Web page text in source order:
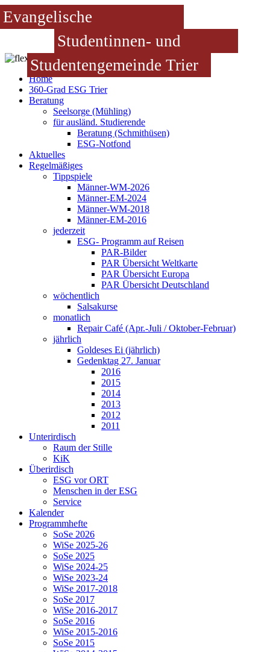
Evangelische
Studentinnen- und
Studentengemeinde Trier
Home
360-Grad ESG Trier
Beratung
Seelsorge (Mühling)
für ausländ. Studierende
Beratung (Schmithüsen)
ESG-Notfond
Aktuelles
Regelmäßiges
Tippspiele
Männer-WM-2026
Männer-EM-2024
Männer-WM-2018
Männer-EM-2016
jederzeit
ESG- Programm auf Reisen
PAR-Bilder
PAR Übersicht Weltkarte
PAR Übersicht Europa
PAR Übersicht Deutschland
wöchentlich
Salsakurse
monatlich
Repair Café (Apr.-Juli / Oktober-Februar)
jährlich
Goldeses Ei (jährlich)
Gedenktag 27. Januar
2016
2015
2014
2013
2012
2011
Unterirdisch
Raum der Stille
KiK
Überirdisch
ESG vor ORT
Menschen in der ESG
Service
Kalender
Programmhefte
SoSe 2026
WiSe 2025-26
SoSe 2025
WiSe 2024-25
WiSe 2023-24
WiSe 2017-2018
SoSe 2017
WiSe 2016-2017
SoSe 2016
WiSe 2015-2016
SoSe 2015